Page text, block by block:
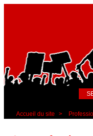
Accueil du site >